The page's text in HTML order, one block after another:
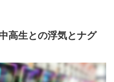
高生との浮気とナグ